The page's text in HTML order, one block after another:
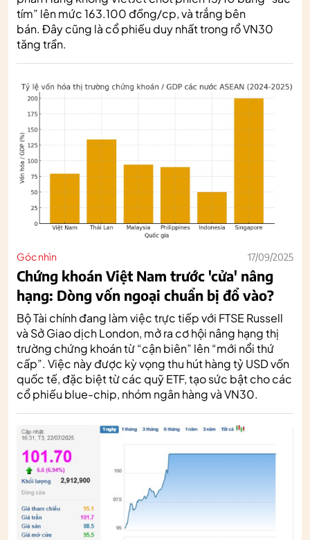
tím” lên mức 163.100 đồng/cp, và trắng bên
bán. Đây cũng là cổ phiếu duy nhất trong rổ VN30
tăng trần.
Góc nhìn 17/09/2025
Chứng khoán Việt Nam trước 'cửa' nâng
hạng: Dòng vốn ngoại chuẩn bị đổ vào?
Bộ Tài chính đang làm việc trực tiếp với FTSE Russell
và Sở Giao dịch London, mở ra cơ hội nâng hạng thị
trường chứng khoán từ “cận biên” lên “mới nổi thứ
cấp”. Việc này được kỳ vọng thu hút hàng tỷ USD vốn
quốc tế, đặc biệt từ các quỹ ETF, tạo sức bật cho các
cổ phiếu blue-chip, nhóm ngân hàng và VN30.